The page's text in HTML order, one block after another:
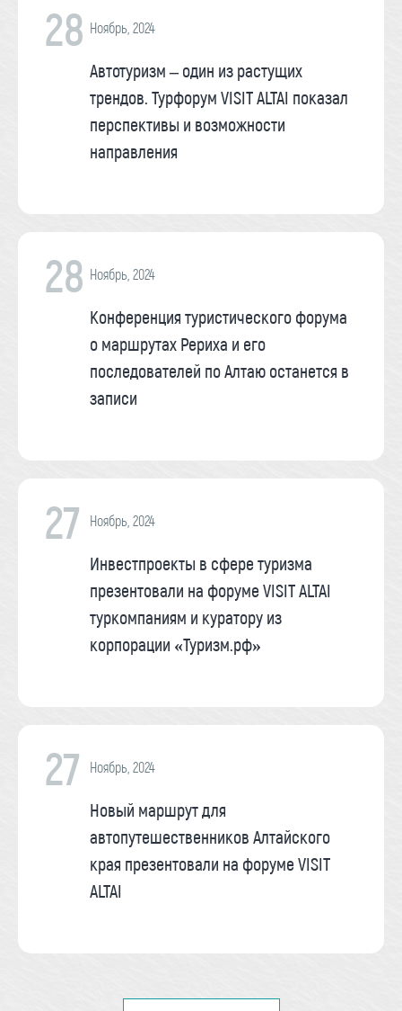
28 Ноябрь, 2024
Автотуризм – один из растущих
трендов. Турфорум VISIT ALTAI показал
перспективы и возможности
направления
28 Ноябрь, 2024
Конференция туристического форума
о маршрутах Рериха и его
последователей по Алтаю останется в
записи
27 Ноябрь, 2024
Инвестпроекты в сфере туризма
презентовали на форуме VISIT ALTAI
туркомпаниям и куратору из
корпорации «Туризм.рф»
27 Ноябрь, 2024
Новый маршрут для
автопутешественников Алтайского
края презентовали на форуме VISIT
ALTAI